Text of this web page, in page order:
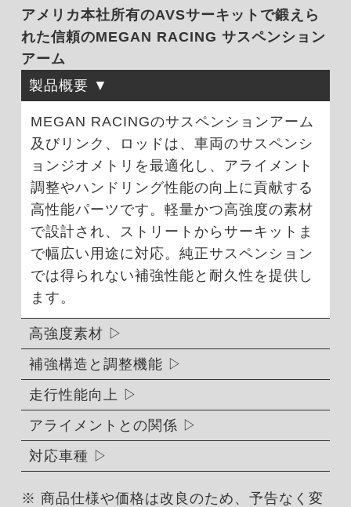
アメリカ本社所有のAVSサーキットで鍛えら
れた信頼のMEGAN RACING サスペンション
アーム
製品概要
MEGAN RACINGのサスペンションアーム
及びリンク、ロッドは、車両のサスペンシ
ョンジオメトリを最適化し、アライメント
調整やハンドリング性能の向上に貢献する
高性能パーツです。軽量かつ高強度の素材
で設計され、ストリートからサーキットま
で幅広い用途に対応。純正サスペンション
では得られない補強性能と耐久性を提供し
ます。
高強度素材
補強構造と調整機能
走行性能向上
アライメントとの関係
対応車種
※ 商品仕様や価格は改良のため、予告なく変